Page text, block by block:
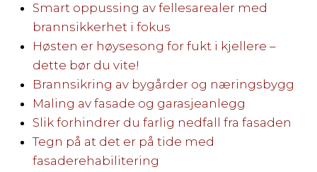
Smart oppussing av fellesarealer med
brannsikkerhet i fokus
Høsten er høysesong for fukt i kjellere –
dette bør du vite!
Brannsikring av bygårder og næringsbygg
Maling av fasade og garasjeanlegg
Slik forhindrer du farlig nedfall fra fasaden
Tegn på at det er på tide med
fasaderehabilitering